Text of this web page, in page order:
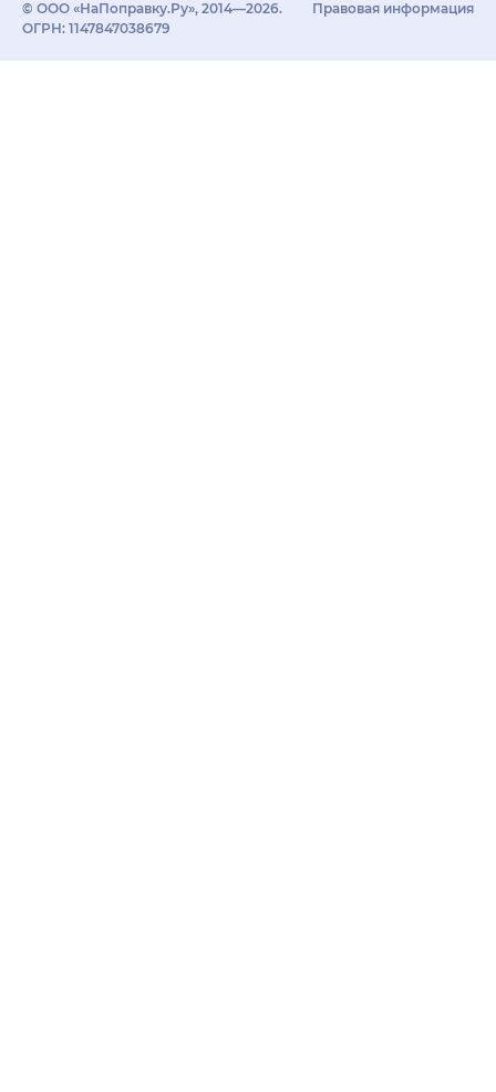
© ООО «НаПоправку.Ру», 2014—2026.
ОГРН: 1147847038679
Правовая информация